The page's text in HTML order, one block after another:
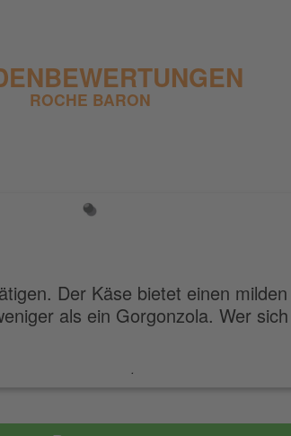
ROCHE BARON
Der Käse bietet einen
als ein Gorgonzola. Wer
.